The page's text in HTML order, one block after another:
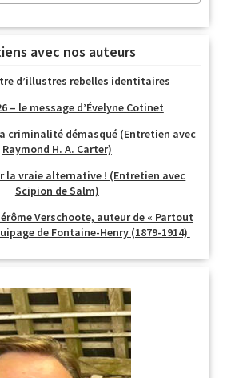
avec nos auteurs
d’illustres rebelles identitaires
– le message d’Évelyne Cotinet
criminalité démasqué (Entretien avec
Raymond H. A. Carter)
la vraie alternative ! (Entretien avec
Scipion de Salm)
Verschoote, auteur de « Partout
de Fontaine-Henry (1879-1914)